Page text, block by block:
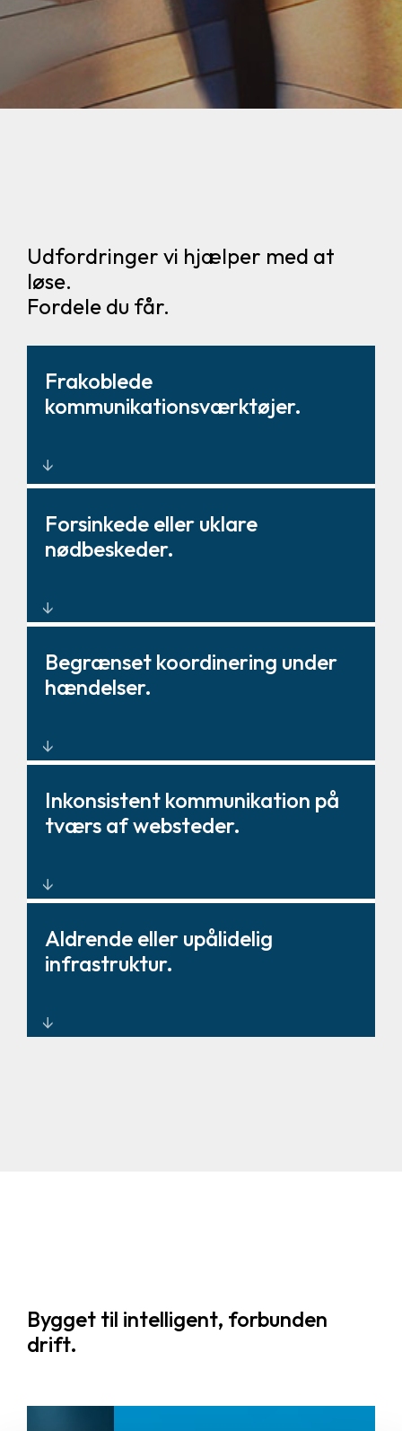
Udfordringer vi hjælper med at
løse.
Fordele du får.
Frakoblede
kommunikationsværktøjer.
Samlede
kommunikationsplatforme med
Forsinkede eller uklare
nødbeskeder.
Massemeddelelser og
personsøgersystemer i realtid.
Begrænset koordinering under
hændelser.
Integrerede arbejdsgange for
tale, video og forsendelse.
Inkonsistent kommunikation på
tværs af websteder.
Standardiserede
virksomhedsdækkende
Aldrende eller upålidelig
infrastruktur.
Bygget til intelligent, forbunden
drift.